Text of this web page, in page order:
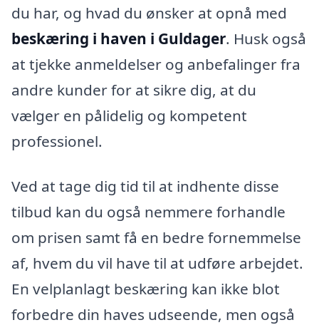
du har, og hvad du ønsker at opnå med
beskæring i haven i Guldager. Husk også
at tjekke anmeldelser og anbefalinger fra
andre kunder for at sikre dig, at du
vælger en pålidelig og kompetent
professionel.
Ved at tage dig tid til at indhente disse
tilbud kan du også nemmere forhandle
om prisen samt få en bedre fornemmelse
af, hvem du vil have til at udføre arbejdet.
En velplanlagt beskæring kan ikke blot
forbedre din haves udseende, men også